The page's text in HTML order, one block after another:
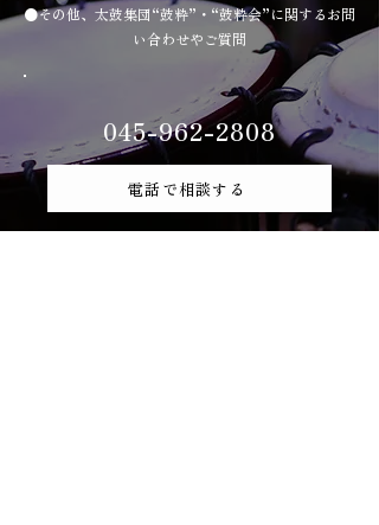
●その他、太鼓集団“鼓粋”・“鼓粋会”に関するお問
い合わせやご質問
045-962-2808
電話で相談する